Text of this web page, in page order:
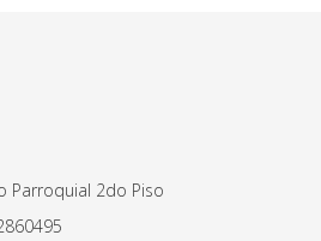
Parroquial 2do Piso